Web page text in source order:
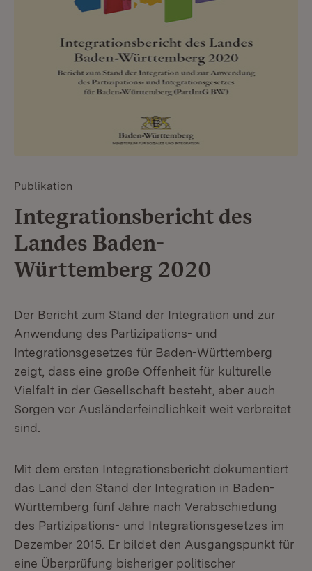
Publikation
Integrationsbericht des
Landes Baden-
Württemberg 2020
Der Bericht zum Stand der Integration und zur
Anwendung des Partizipations- und
Integrationsgesetzes für Baden-Württemberg
zeigt, dass eine große Offenheit für kulturelle
Vielfalt in der Gesellschaft besteht, aber auch
Sorgen vor Ausländerfeindlichkeit weit verbreitet
sind.
Mit dem ersten Integrationsbericht dokumentiert
das Land den Stand der Integration in Baden-
Württemberg fünf Jahre nach Verabschiedung
des Partizipations- und Integrationsgesetzes im
Dezember 2015. Er bildet den Ausgangspunkt für
eine Überprüfung bisheriger politischer